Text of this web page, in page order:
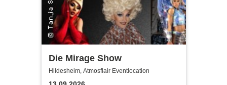
Die Mirage Show
Hildesheim, Atmosflair Eventlocation